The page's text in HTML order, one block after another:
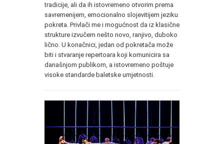
tradicije, ali da ih istovremeno otvorim prema
savremenijem, emocionalno slojevitijem jeziku
pokreta. Privlači me i mogućnost da iz klasične
strukture izvučem nešto novo, ranjivo, duboko
lično. U konačnici, jedan od pokretača može
biti i stvaranje repertoara koji komunicira sa
današnjom publikom, a istovremeno poštuje
visoke standarde baletske umjetnosti.